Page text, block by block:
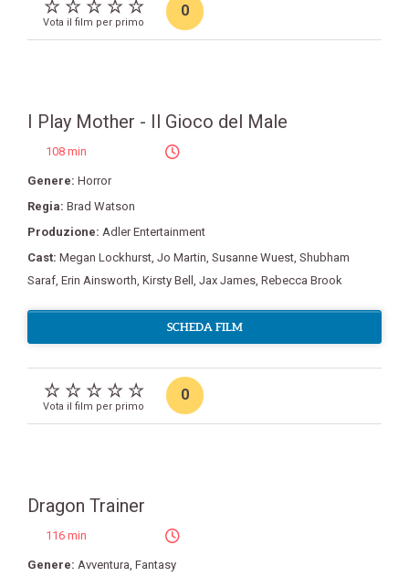
Vota il film per primo
0
I Play Mother - Il Gioco del Male
108 min
Genere: Horror
Regia: Brad Watson
Produzione: Adler Entertainment
Cast: Megan Lockhurst, Jo Martin, Susanne Wuest, Shubham
Saraf, Erin Ainsworth, Kirsty Bell , Jax James, Rebecca Brook
SCHEDA FILM
Vota il film per primo
0
Dragon Trainer
116 min
Genere: Avventura, Fantasy